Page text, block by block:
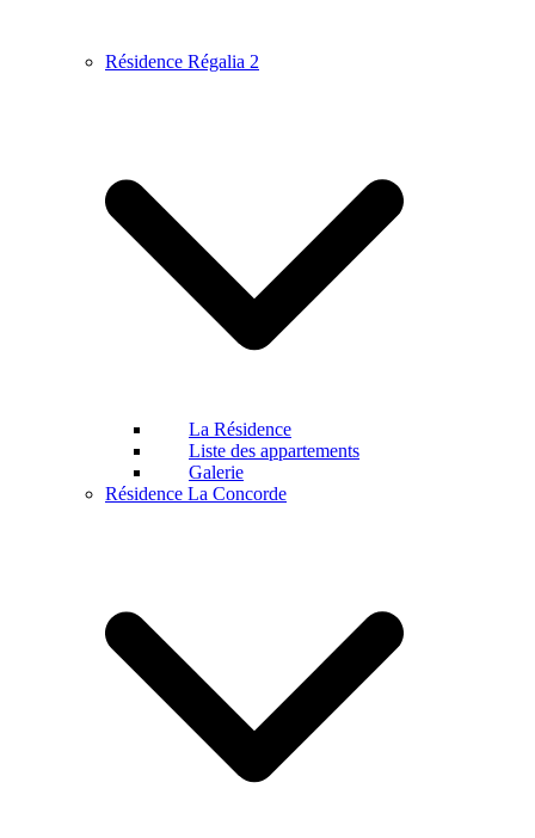
Résidence Régalia 2
La Résidence
Liste des appartements
Galerie
Résidence La Concorde